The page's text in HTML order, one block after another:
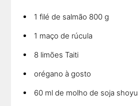
1 filé de salmão 800 g
1 maço de rúcula
8 limões Taiti
orégano à gosto
60 ml de molho de soja shoyu